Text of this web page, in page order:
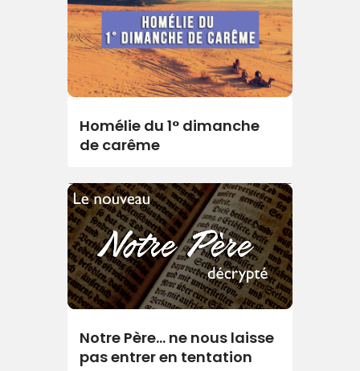
Homélie du 1° dimanche
de carême
Notre Père… ne nous laisse
pas entrer en tentation